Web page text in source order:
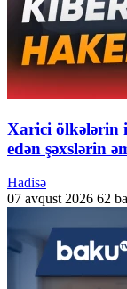
Xarici ölkələrin
edən şəxslərin
Hadisə
07 avqust 2026 62